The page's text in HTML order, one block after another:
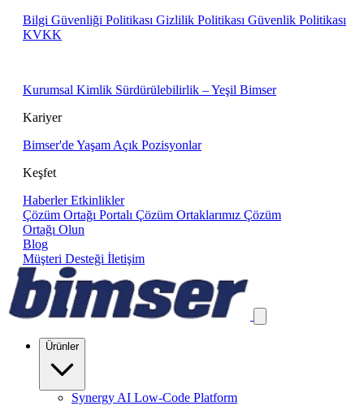
Bilgi Güvenliği Politikası Gizlilik Politikası Güvenlik Politikası
KVKK
Kurumsal Kimlik Sürdürülebilirlik – Yeşil Bimser
Kariyer
Bimser'de Yaşam Açık Pozisyonlar
Keşfet
Haberler Etkinlikler
Çözüm Ortağı Portalı Çözüm Ortaklarımız Çözüm
Ortağı Olun
Blog
Müşteri Desteği İletişim
Ürünler
Synergy AI Low-Code Platform